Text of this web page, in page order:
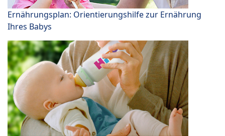
Ernährungsplan: Orientierungshilfe zur Ernährung
Ihres Babys